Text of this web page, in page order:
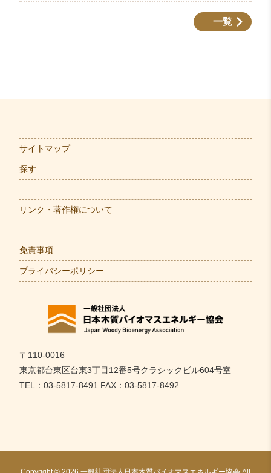
一覧
サイトマップ
探す
リンク・著作権について
免責事項
プライバシーポリシー
〒110-0016
東京都台東区台東3丁目12番5号クラシックビル604号室
TEL：03-5817-8491 FAX：03-5817-8492